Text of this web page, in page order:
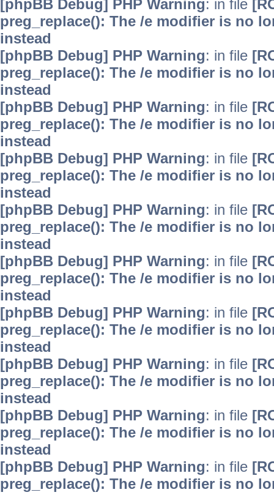
[phpBB Debug] PHP Warning: in file
preg_replace(): The /e modifier is no
instead
[phpBB Debug] PHP Warning: in file
preg_replace(): The /e modifier is no
instead
[phpBB Debug] PHP Warning: in file
preg_replace(): The /e modifier is no
instead
[phpBB Debug] PHP Warning: in file
preg_replace(): The /e modifier is no
instead
[phpBB Debug] PHP Warning: in file
preg_replace(): The /e modifier is no
instead
[phpBB Debug] PHP Warning: in file
preg_replace(): The /e modifier is no
instead
[phpBB Debug] PHP Warning: in file
preg_replace(): The /e modifier is no
instead
[phpBB Debug] PHP Warning: in file
preg_replace(): The /e modifier is no
instead
[phpBB Debug] PHP Warning: in file
preg_replace(): The /e modifier is no
instead
[phpBB Debug] PHP Warning: in file
preg_replace(): The /e modifier is no